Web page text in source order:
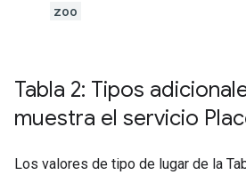
zoo
Tabla 2: Tipos
muestra el servicio
Los valores de tipo de lugar de la